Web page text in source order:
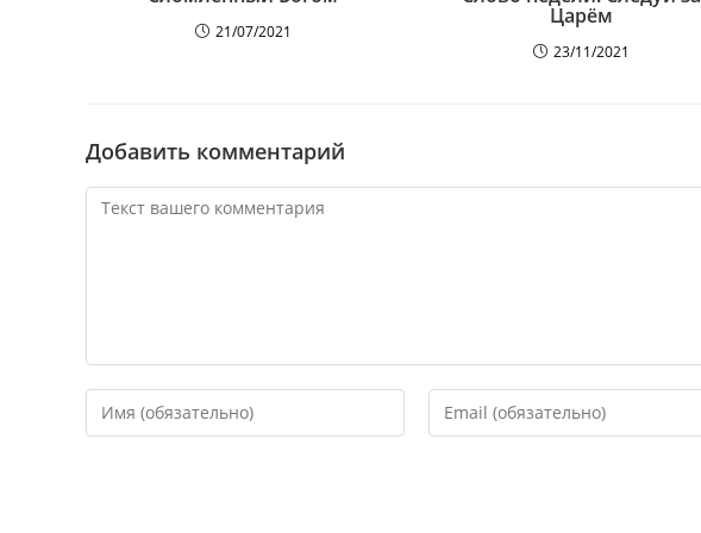
21/07/2021
Царём
23/11/2021
Добавить комментарий